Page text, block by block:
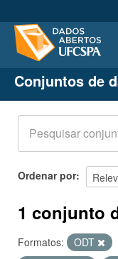
Conjuntos de
Organizações
Grupos
Sobre
Conjuntos de
Ordenar por
1 conjunto
Formatos: ODT